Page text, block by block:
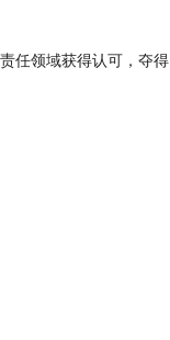
任领域获得认可，夺得